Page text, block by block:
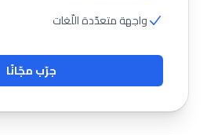
واجهة متعدّدة اللّغات
جرّب مجّانًا